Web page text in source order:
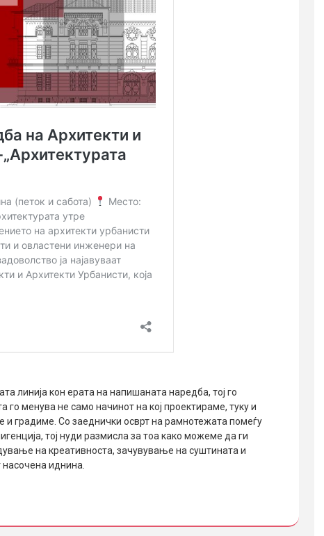
линија кон ерата на напишаната наредба, тој го
го менува не само начинот на кој проектираме, туку и
и градиме. Со заеднички осврт на рамнотежата помеѓу
тој нуди размисла за тоа како можеме да ги
на креативноста, зачувување на суштината и
иднина.